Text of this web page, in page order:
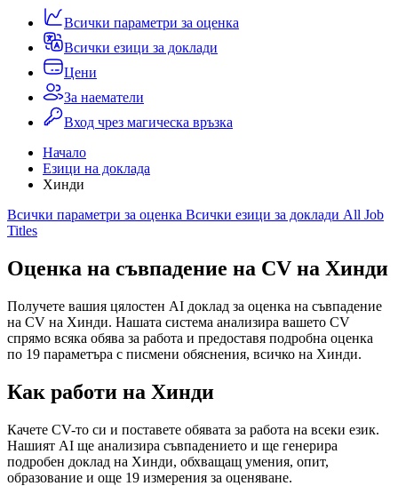
Всички параметри за оценка
Всички езици за доклади
Цени
За наематели
Вход чрез магическа връзка
Начало
Езици на доклада
Хинди
Всички параметри за оценка Всички езици за доклади All Job
Titles
Оценка на съвпадение на CV на Хинди
Получете вашия цялостен AI доклад за оценка на съвпадение
на CV на Хинди. Нашата система анализира вашето CV
спрямо всяка обява за работа и предоставя подробна оценка
по 19 параметъра с писмени обяснения, всичко на Хинди.
Как работи на Хинди
Качете CV-то си и поставете обявата за работа на всеки език.
Нашият AI ще анализира съвпадението и ще генерира
подробен доклад на Хинди, обхващащ умения, опит,
образование и още 19 измерения за оценяване.